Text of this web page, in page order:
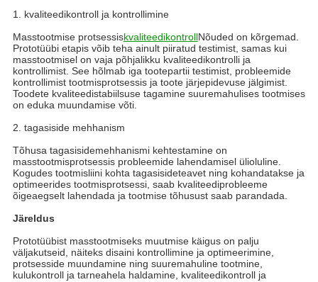
1. kvaliteedikontroll ja kontrollimine
Masstootmise protsessiskvaliteedikontrollNõuded on kõrgemad.
Prototüübi etapis võib teha ainult piiratud testimist, samas kui
masstootmisel on vaja põhjalikku kvaliteedikontrolli ja
kontrollimist. See hõlmab iga tootepartii testimist, probleemide
kontrollimist tootmisprotsessis ja toote järjepidevuse jälgimist.
Toodete kvaliteedistabiilsuse tagamine suuremahulises tootmises
on eduka muundamise võti.
2. tagasiside mehhanism
Tõhusa tagasisidemehhanismi kehtestamine on
masstootmisprotsessis probleemide lahendamisel ülioluline.
Kogudes tootmisliini kohta tagasisideteavet ning kohandatakse ja
optimeerides tootmisprotsessi, saab kvaliteediprobleeme
õigeaegselt lahendada ja tootmise tõhusust saab parandada.
Järeldus
Prototüübist masstootmiseks muutmise käigus on palju
väljakutseid, näiteks disaini kontrollimine ja optimeerimine,
protsesside muundamine ning suuremahuline tootmine,
kulukontroll ja tarneahela haldamine, kvaliteedikontroll ja